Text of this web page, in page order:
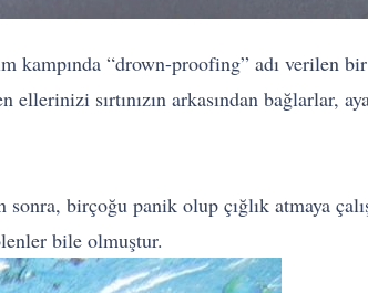
“drown-proofing” adı verilen
sırtınızın arkasından bağlarlar,
birçoğu panik olup çığlık atmaya
bile olmuştur.